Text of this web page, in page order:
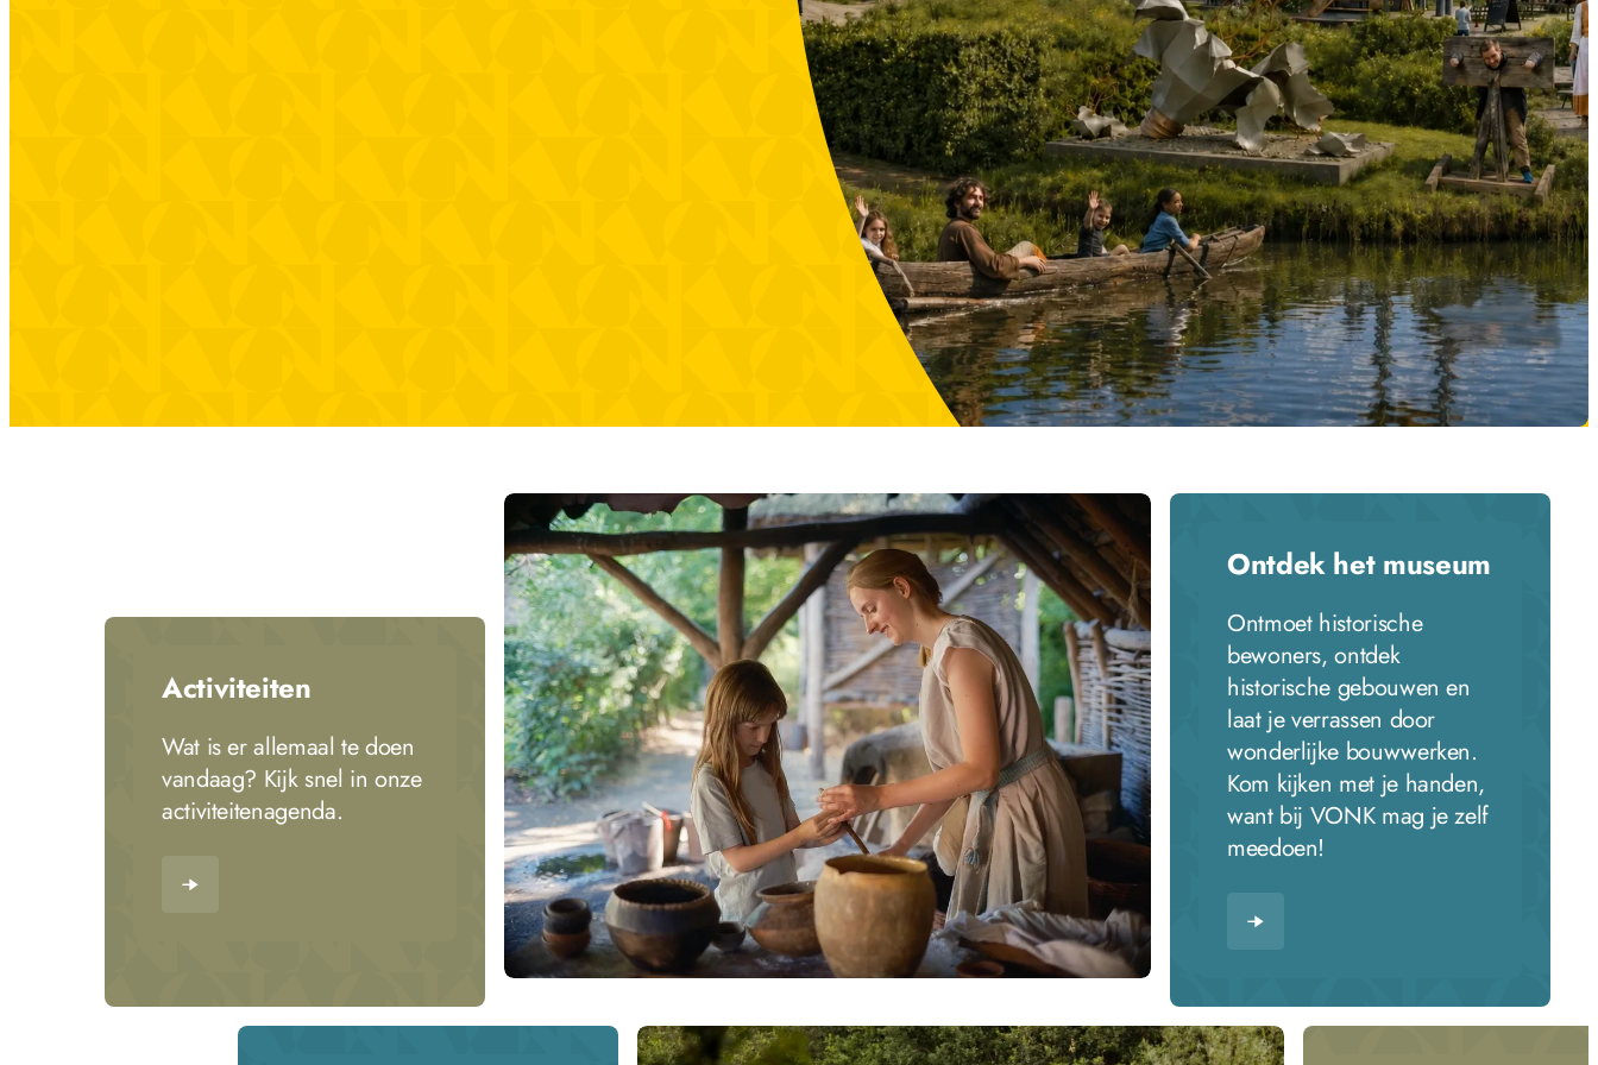
Activiteiten
Wat is er allemaal te doen
vandaag? Kijk snel in onze
activiteitenagenda.
Ontdek het museum
Ontmoet historische
bewoners, ontdek
historische gebouwen en
laat je verrassen door
wonderlijke bouwwerken.
Kom kijken met je handen,
want bij VONK mag je zelf
meedoen!